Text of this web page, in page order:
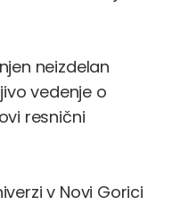
neizdelan
vedenje o
resnični
v Novi Gorici